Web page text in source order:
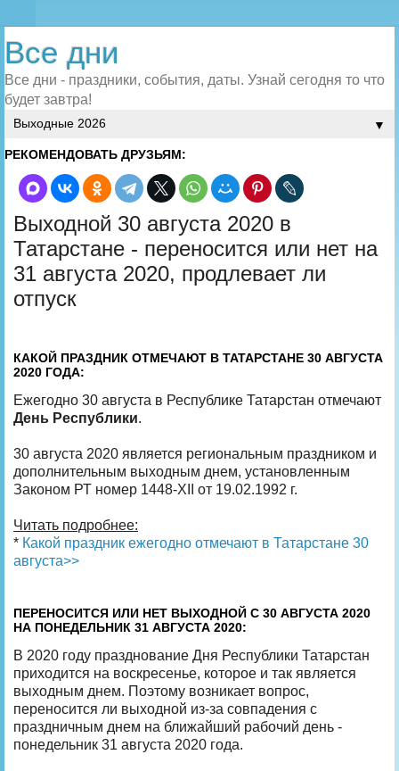
Все дни
Все дни - праздники, события, даты. Узнай сегодня то что
будет завтра!
▼
РЕКОМЕНДОВАТЬ ДРУЗЬЯМ:
Выходной 30 августа 2020 в
Татарстане - переносится или нет на
31 августа 2020, продлевает ли
отпуск
КАКОЙ ПРАЗДНИК ОТМЕЧАЮТ В ТАТАРСТАНЕ 30 АВГУСТА
2020 ГОДА:
Ежегодно 30 августа в Республике Татарстан отмечают
День Республики.
30 августа 2020 является региональным праздником и
дополнительным выходным днем, установленным
Законом РТ номер 1448-XII от 19.02.1992 г.
Читать подробнее:
* Какой праздник ежегодно отмечают в Татарстане 30
августа>>
ПЕРЕНОСИТСЯ ИЛИ НЕТ ВЫХОДНОЙ С 30 АВГУСТА 2020
НА ПОНЕДЕЛЬНИК 31 АВГУСТА 2020:
В 2020 году празднование Дня Республики Татарстан
приходится на воскресенье, которое и так является
выходным днем. Поэтому возникает вопрос,
переносится ли выходной из-за совпадения с
праздничным днем на ближайший рабочий день -
понедельник 31 августа 2020 года.